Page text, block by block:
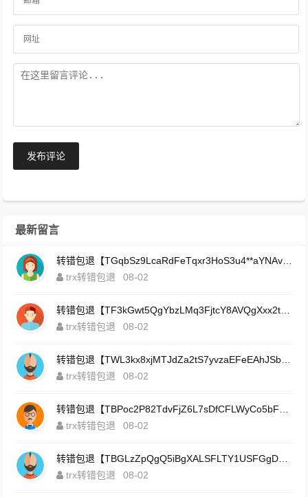
发布评论
最新留言
trx转错包退
08-02
trx转错包退
08-02
trx转错包退
08-02
trx转错包退
08-02
trx转错包退
08-02